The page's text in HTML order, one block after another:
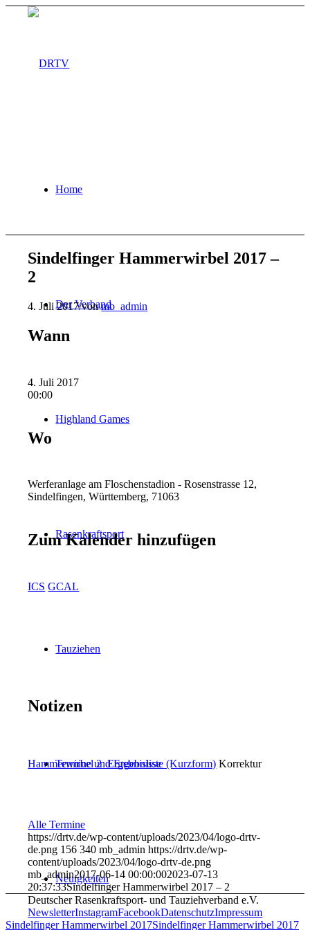
Home
Der Verband
Highland Games
Rasenkraftsport
Tauziehen
Termine und Ergebnisse
Neuigkeiten
Sindelfinger Hammerwirbel 2017 –
2
4. Juli 2017/vonmb_admin
Wann
4. Juli 2017
00:00
Wo
Werferanlage am Floschenstadion - Rosenstrasse 12,
Sindelfingen, Württemberg, 71063
Zum Kalender hinzufügen
ICS GCAL
Notizen
Hammerwirbel 2_Ergebnisliste (Kurzform) Korrektur
Alle Termine
https://drtv.de/wp-content/uploads/2023/04/logo-drtv-
de.png 156 340 mb_admin https://drtv.de/wp-
content/uploads/2023/04/logo-drtv-de.png
mb_admin2017-06-14 00:00:002023-07-13
20:37:33Sindelfinger Hammerwirbel 2017 – 2
Deutscher Rasenkraftsport- und Tauziehverband e.V.
NewsletterInstagramFacebookDatenschutzImpressum
Sindelfinger Hammerwirbel 2017Sindelfinger Hammerwirbel 2017